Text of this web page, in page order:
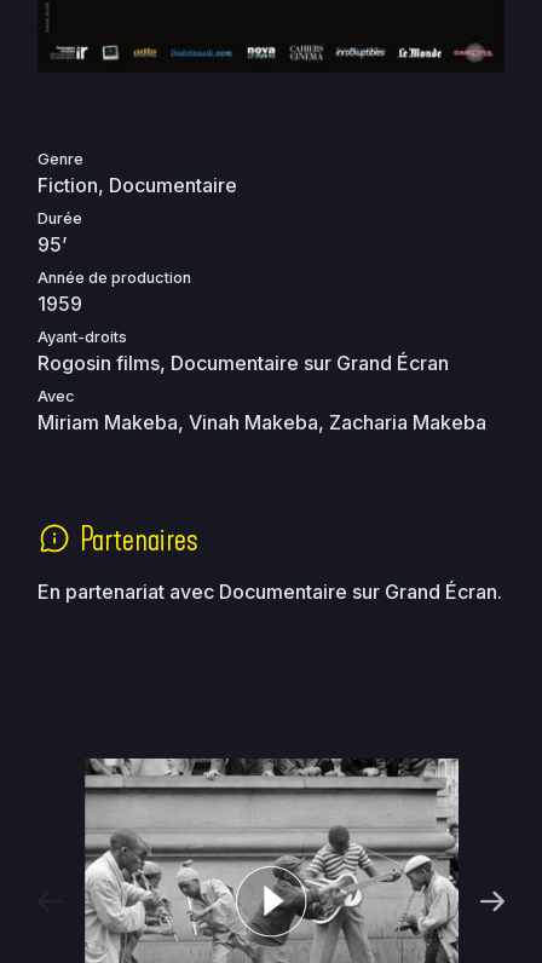
Genre
Fiction, Documentaire
Durée
95’
Année de production
1959
Ayant-droits
Rogosin films, Documentaire sur Grand Écran
Avec
Miriam Makeba, Vinah Makeba, Zacharia Makeba
Partenaires
En partenariat avec Documentaire sur Grand Écran.
Previous Next